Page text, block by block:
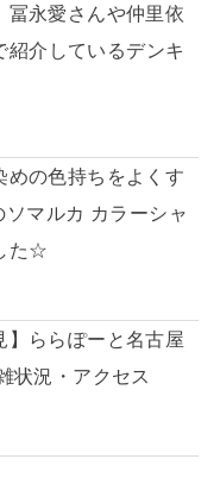
冨永愛さんや仲里依
紹介しているデンキ
めの色持ちをよくす
マルカ カラーシャ
た☆
】ららぽーと名古屋
状況・アクセス